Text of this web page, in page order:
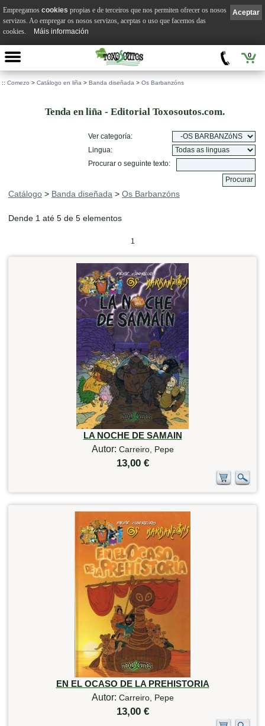
0
:: Comezo > Catálogo en liña > Banda diseñada > Os Barbanzóns
Tenda en liña - Editorial Toxosoutos.com.
Ver categoría:
Lingua:
Procurar o seguinte texto:
Catálogo > Banda diseñada > Os Barbanzóns
Dende 1 até 5 de 5 elementos
1
LA NOCHE DE SAMAIN
Autor: Carreiro, Pepe
13,00 €
EN EL OCASO DE LA PREHISTORIA
Autor: Carreiro, Pepe
13,00 €
Aceptar
Empregamos cookies propias e de terceiros que nos permiten ofrecer os nosos
servizos. Ao empregar os nosos servizos, aceptas o uso que facemos das
cookies.
Máis información